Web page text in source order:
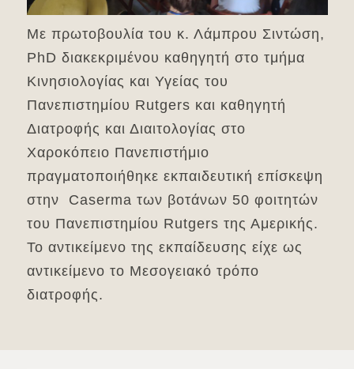
Με πρωτοβουλία του κ. Λάμπρου Σιντώση,
PhD διακεκριμένου καθηγητή στο τμήμα
Κινησιολογίας και Υγείας του
Πανεπιστημίου Rutgers και καθηγητή
Διατροφής και Διαιτολογίας στο
Χαροκόπειο Πανεπιστήμιο
πραγματοποιήθηκε εκπαιδευτική επίσκεψη
στην Caserma των βοτάνων 50 φοιτητών
του Πανεπιστημίου Rutgers της Αμερικής.
Το αντικείμενο της εκπαίδευσης είχε ως
αντικείμενο το Μεσογειακό τρόπο
διατροφής.